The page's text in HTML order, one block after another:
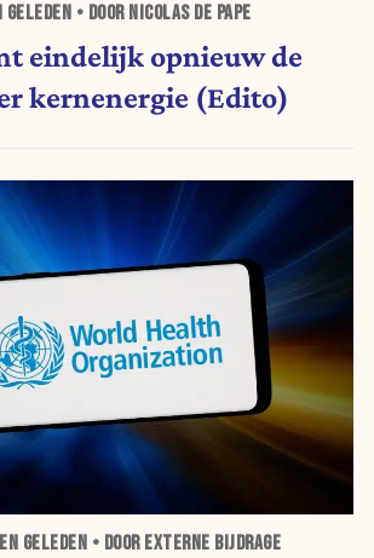
GELEDEN • DOOR NICOLAS DE PAPE
eindelijk opnieuw de
kernenergie (Edito)
GELEDEN • DOOR EXTERNE BIJDRAGE